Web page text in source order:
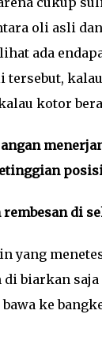
oli asli
ada
tersebut,
kotor
di
yang
di biarkan
ke